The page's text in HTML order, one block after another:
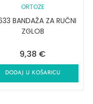
ORTOZE
BANDAŽA ZA RUČNI
ZGLOB
9,38 €
DODAJ U KOŠARICU